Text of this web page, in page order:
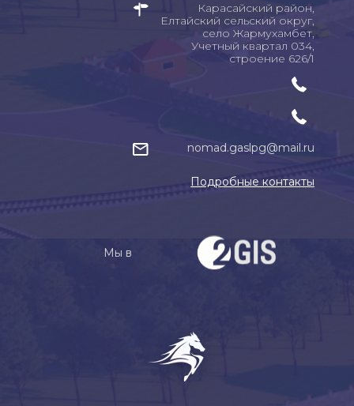
Карасайский район,
Елтайский сельский округ,
село Жармухамбет,
Учетный квартал 034,
строение 626/1
nomad.gaslpg@mail.ru
Подробные контакты
Мы в